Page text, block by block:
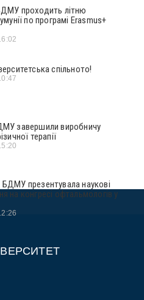
проходить літню
по програмі Erasmus+
спільното!
завершили виробничу
терапії
презентувала наукові
на конгресі офтальмологів у